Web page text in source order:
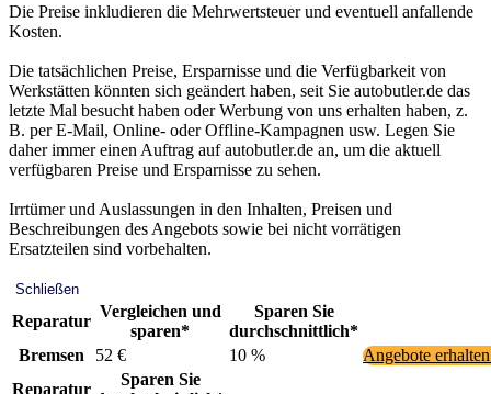
Die Preise inkludieren die Mehrwertsteuer und eventuell anfallende
Kosten.
Die tatsächlichen Preise, Ersparnisse und die Verfügbarkeit von
Werkstätten könnten sich geändert haben, seit Sie autobutler.de das
letzte Mal besucht haben oder Werbung von uns erhalten haben, z.
B. per E-Mail, Online- oder Offline-Kampagnen usw. Legen Sie
daher immer einen Auftrag auf autobutler.de an, um die aktuell
verfügbaren Preise und Ersparnisse zu sehen.
Irrtümer und Auslassungen in den Inhalten, Preisen und
Beschreibungen des Angebots sowie bei nicht vorrätigen
Ersatzteilen sind vorbehalten.
Schließen
Reparatur
Vergleichen und
sparen*
Sparen Sie
durchschnittlich*
Bremsen
52 € 10 %
Angebote
Reparatur
Sparen Sie